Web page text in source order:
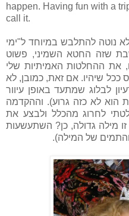
happen. Having fun with a
call it.
נוטה להתלבש במיוחד ל"ימי
שזה החטא השמיני, פשוט
את ההחלטות האמיתיות שלי
ככל שיהיו. אם זאת, כמובן, לא
לבלוג שמתעד באופן עיוור
הוא לא כזה גרוע). וההקדמה
לחרוג מהכלל ולבצע את
מילה גדולה, כן? השתעשעות
של המילה).